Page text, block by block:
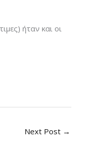
ήταν και οι
Next Post →